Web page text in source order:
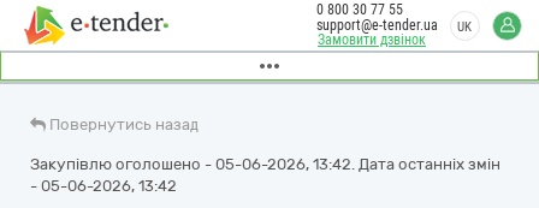
Замовити дзвінок
0 800 30 77 55
support@e-tender.ua
UK
Повернутись назад
Закупівлю оголошено - 05-06-2026, 13:42. Дата останніх змін
- 05-06-2026, 13:42